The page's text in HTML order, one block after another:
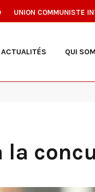
UNION COMMUNISTE
ACTUALITÉS QUI
la